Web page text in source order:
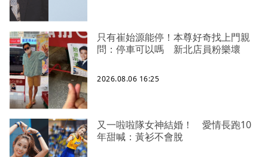
只有崔始源能停！本尊好奇找上門親
問：停車可以嗎 新北店員粉樂壞
2026.08.06 16:25
又一啦啦隊女神結婚！ 愛情長跑10
年甜喊：黃衫不會脫